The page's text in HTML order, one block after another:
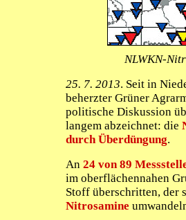
NLWKN-
25. 7. 2013. Seit in
beherzter Grüner
politische Diskussion
langem abzeichnet: die
durch Überdüngung.
An 24 von 89
im oberflächennahen
Stoff überschritten, der
Nitrosamine